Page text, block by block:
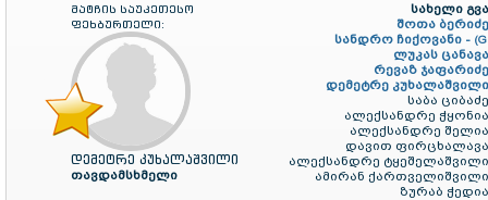
მატჩის საუკეთესო
ფეხბურთელი:
დემეტრე კუხალაშვილი
თავდამსხმელი
სახელი
შოთა
სანდრო ჩიქოვანი -
ლუკას
რევაზ
დემეტრე
საბა
ალექსანდრე
ალექსანდრე
დავით
ალექსანდრე
ამირან
ზურაბ